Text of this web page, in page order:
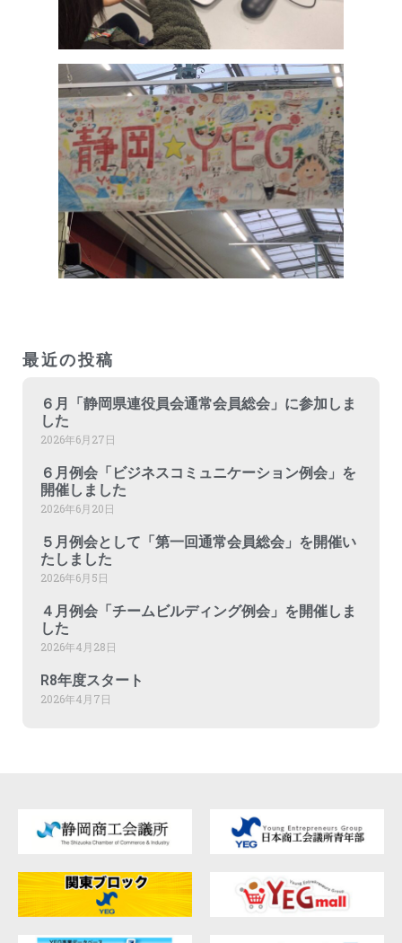
最近の投稿
６月「静岡県連役員会通常会員総会」に参加しま
した
2026年6月27日
６月例会「ビジネスコミュニケーション例会」を
開催しました
2026年6月20日
５月例会として「第一回通常会員総会」を開催い
たしました
2026年6月5日
４月例会「チームビルディング例会」を開催しま
した
2026年4月28日
R8年度スタート
2026年4月7日